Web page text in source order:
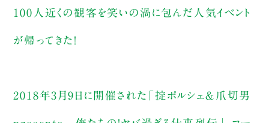
100人近くの観客を笑いの渦に包んだ人気イベント
が帰ってきた！
2018年3月9日に開催された「掟ポルシェ＆爪切男